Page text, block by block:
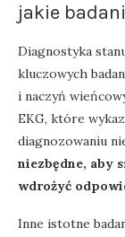
jakie
Diagnostyka
kluczowych
i naczyń
EKG, które
diagnozowaniu
niezbędne, aby
wdrożyć
Inne istotne